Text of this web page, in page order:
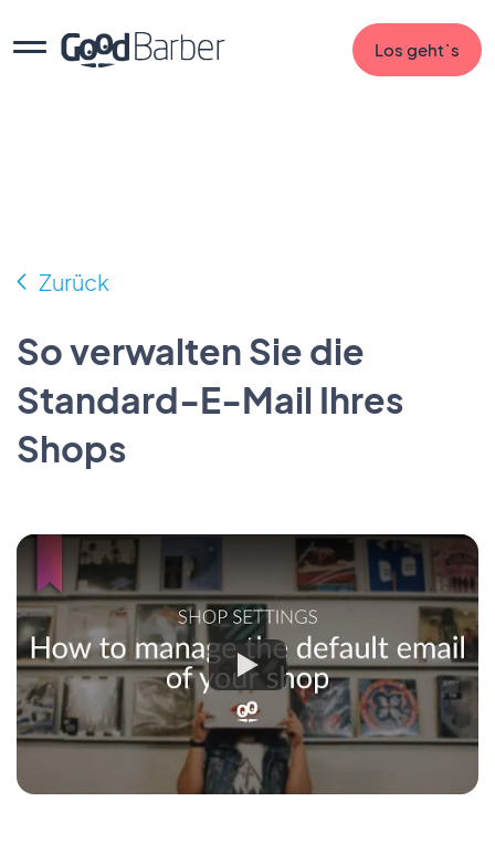
Los geht`s
Zurück
So verwalten Sie die
Standard-E-Mail Ihres
Shops